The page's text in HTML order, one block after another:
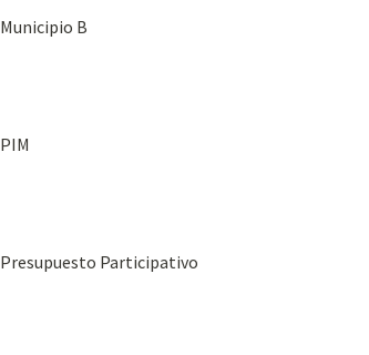
Municipio B
PIM
Presupuesto Participativo